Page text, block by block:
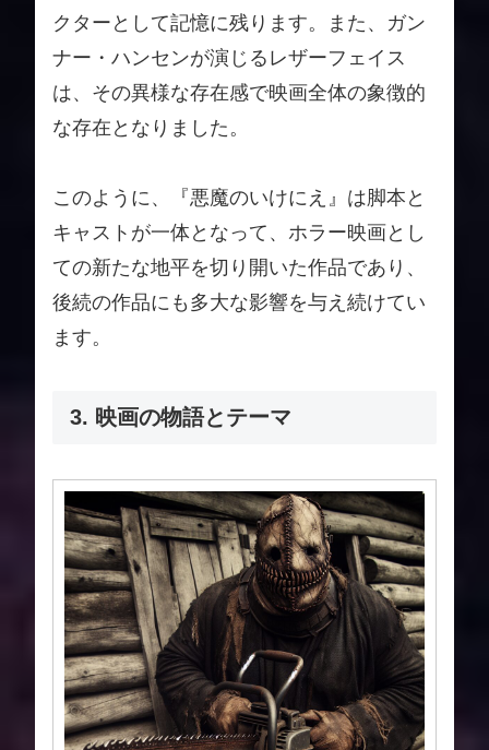
クターとして記憶に残ります。また、ガン
ナー・ハンセンが演じるレザーフェイス
は、その異様な存在感で映画全体の象徴的
な存在となりました。
このように、『悪魔のいけにえ』は脚本と
キャストが一体となって、ホラー映画とし
ての新たな地平を切り開いた作品であり、
後続の作品にも多大な影響を与え続けてい
ます。
3. 映画の物語とテーマ